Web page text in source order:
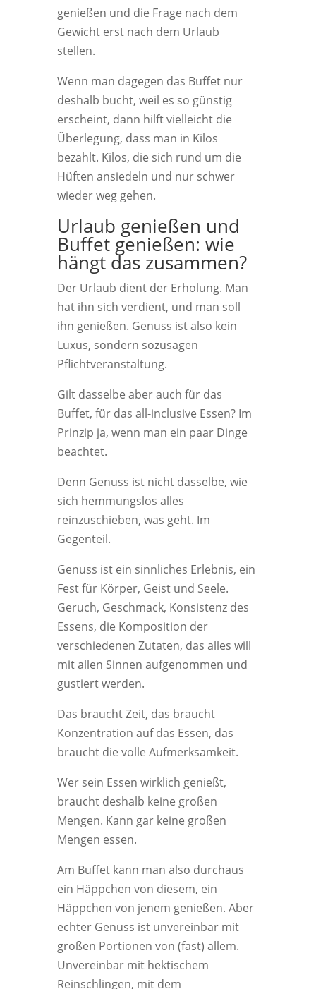
genießen und die Frage nach dem
Gewicht erst nach dem Urlaub
stellen.
Wenn man dagegen das Buffet nur
deshalb bucht, weil es so günstig
erscheint, dann hilft vielleicht die
Überlegung, dass man in Kilos
bezahlt. Kilos, die sich rund um die
Hüften ansiedeln und nur schwer
wieder weg gehen.
Urlaub genießen und
Buffet genießen: wie
hängt das zusammen?
Der Urlaub dient der Erholung. Man
hat ihn sich verdient, und man soll
ihn genießen. Genuss ist also kein
Luxus, sondern sozusagen
Pflichtveranstaltung.
Gilt dasselbe aber auch für das
Buffet, für das all-inclusive Essen? Im
Prinzip ja, wenn man ein paar Dinge
beachtet.
Denn Genuss ist nicht dasselbe, wie
sich hemmungslos alles
reinzuschieben, was geht. Im
Gegenteil.
Genuss ist ein sinnliches Erlebnis, ein
Fest für Körper, Geist und Seele.
Geruch, Geschmack, Konsistenz des
Essens, die Komposition der
verschiedenen Zutaten, das alles will
mit allen Sinnen aufgenommen und
gustiert werden.
Das braucht Zeit, das braucht
Konzentration auf das Essen, das
braucht die volle Aufmerksamkeit.
Wer sein Essen wirklich genießt,
braucht deshalb keine großen
Mengen. Kann gar keine großen
Mengen essen.
Am Buffet kann man also durchaus
ein Häppchen von diesem, ein
Häppchen von jenem genießen. Aber
echter Genuss ist unvereinbar mit
großen Portionen von (fast) allem.
Unvereinbar mit hektischem
Reinschlingen, mit dem